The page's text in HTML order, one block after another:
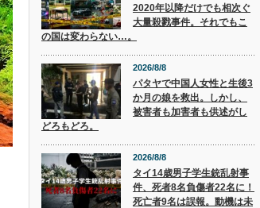
2020年以降だけでも相次ぐ
大量殺戮事件。それでもこ
の国は変わらない…。
2026/8/8
パタヤで中国人女性と生後3
か月の娘を救出。しかし、
被害者も加害者も供述がし
どろもどろ。
2026/8/8
タイ14歳男子学生銃乱射事
件、死者8名負傷者22名に！
死亡者9名は誤報。動機は未